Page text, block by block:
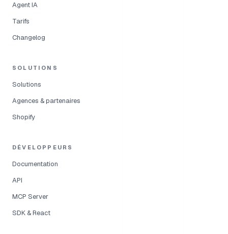
Agent IA
Tarifs
Changelog
SOLUTIONS
Solutions
Agences & partenaires
Shopify
DÉVELOPPEURS
Documentation
API
MCP Server
SDK & React